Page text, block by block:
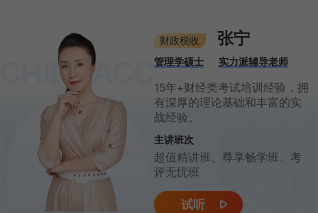
财政税收 张宁
管理学硕士 实力派辅导老师
15年+财经类考试培训经验，拥
有深厚的理论基础和丰富的实
战经验。
主讲班次
超值精讲班、尊享畅学班、考
评无忧班
试听